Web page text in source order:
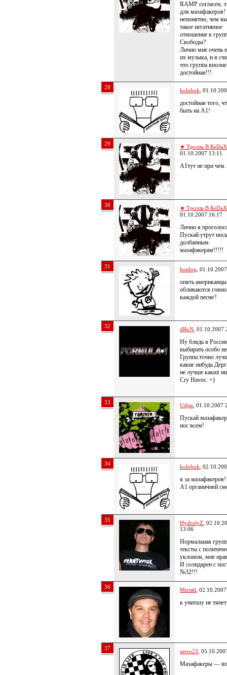
RAMP согласен,
для
непонятно, чем
такое негативное
отношение к
Свободы?
Лично мне очень
их музыка, и я
что группа вполне
достойная!!!
28 kolobok ,
достойная того,
быть на А1!
29
★ Тролль В
01.10.2007 13:11
A1тут не при чем.
30
★ Тролль В
01.10.2007 16:17
Лично я
Пускай утрут
долбанным
мазафакерам!!!!!
31 hotdog ,
опять американцы
обливаются
каждой песне?
32 dRoN , 01.10.2007
Ну блядь в
выбирать особо
Группа точно
какие нибудь
не лучше каких
Cry Havoc. =)
33 Udjin , 01.10.2007
Пускай
нос всем!
34 kolobok ,
я за
А1 органичней
35 HydrolyZ ,
13:06
Нормальная
тексты с
уклоном, мне
И солидарен с
№32!!!
36 Митяй ,
к унитазу не
37 zerro23 ,
Мазафакеры —